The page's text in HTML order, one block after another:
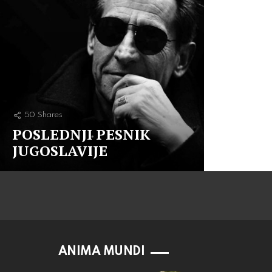
50 Shares
POSLEDNJI PESNIK
JUGOSLAVIJE
ANIMA MUNDI